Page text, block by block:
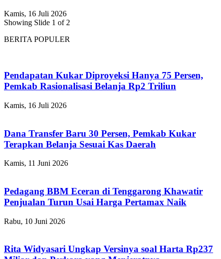
Kamis, 16 Juli 2026
Showing Slide 1 of 2
BERITA POPULER
Pendapatan Kukar Diproyeksi Hanya 75 Persen,
Pemkab Rasionalisasi Belanja Rp2 Triliun
Kamis, 16 Juli 2026
Dana Transfer Baru 30 Persen, Pemkab Kukar
Terapkan Belanja Sesuai Kas Daerah
Kamis, 11 Juni 2026
Pedagang BBM Eceran di Tenggarong Khawatir
Penjualan Turun Usai Harga Pertamax Naik
Rabu, 10 Juni 2026
Rita Widyasari Ungkap Versinya soal Harta Rp237